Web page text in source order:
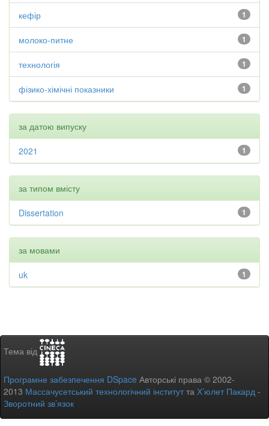
1
кефір
1
молоко-питне
1
технологія
1
фізико-хімічні показники
за датою випуску
1
2021
за типом вмісту
1
Dissertation
за мовами
1
uk
Тема від
Програмне забезпечення DSpace Авторські права © 2002-
2013 Массачусетський технологічний інститутта Х’юлет Пакард -
Зворотний зв’язок